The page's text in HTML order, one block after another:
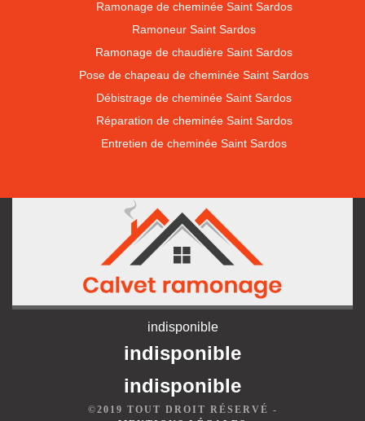
Ramonage de cheminée Saint Sardos
Ramoneur Saint Sardos
Ramonage de chaudière Saint Sardos
Pose de chapeau de cheminée Saint Sardos
Débistrage de cheminée Saint Sardos
Réparation de cheminée Saint Sardos
Entretien de cheminée Saint Sardos
indisponible
indisponible
indisponible
©2019 TOUT DROIT RÉSERVÉ -